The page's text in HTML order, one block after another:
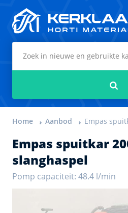
Home Aanbod Empas
Empas spuitkar
slanghaspel
Pomp capaciteit: 48.4 l/min